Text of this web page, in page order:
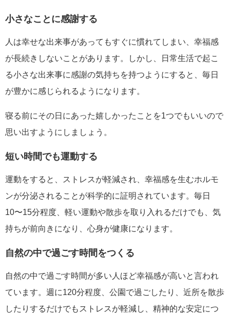
小さなことに感謝する
人は幸せな出来事があってもすぐに慣れてしまい、幸福感
が長続きしないことがあります。しかし、日常生活で起こ
る小さな出来事に感謝の気持ちを持つようにすると、毎日
が豊かに感じられるようになります。
寝る前にその日にあった嬉しかったことを1つでもいいので
思い出すようにしましょう。
短い時間でも運動する
運動をすると、ストレスが軽減され、幸福感を生むホルモ
ンが分泌されることが科学的に証明されています。毎日
10〜15分程度、軽い運動や散歩を取り入れるだけでも、気
持ちが前向きになり、心身が健康になります。
自然の中で過ごす時間をつくる
自然の中で過ごす時間が多い人ほど幸福感が高いと言われ
ています。週に120分程度、公園で過ごしたり、近所を散歩
したりするだけでもストレスが軽減し、精神的な安定につ